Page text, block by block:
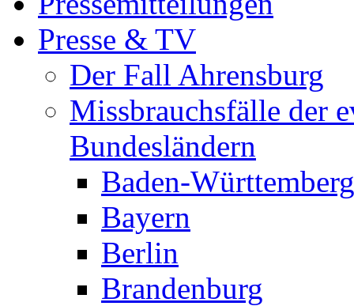
Presse & TV
Der Fall Ahrensburg
Missbrauchsfälle der
Bundesländern
Baden-Württemberg
Bayern
Berlin
Brandenburg